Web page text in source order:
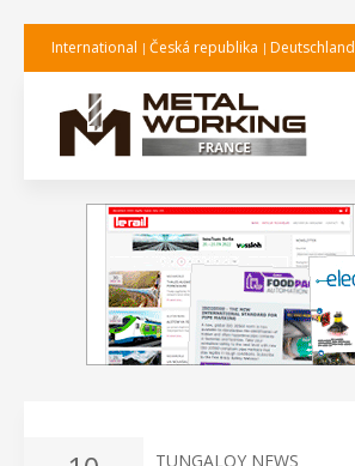
International Česká republika Deutschland
TUNGALOY NEWS